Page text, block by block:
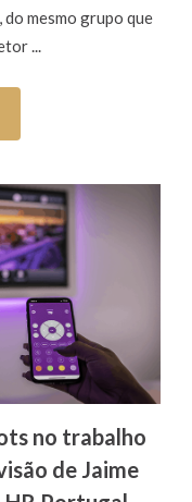
mesmo grupo que
...
no trabalho
de Jaime